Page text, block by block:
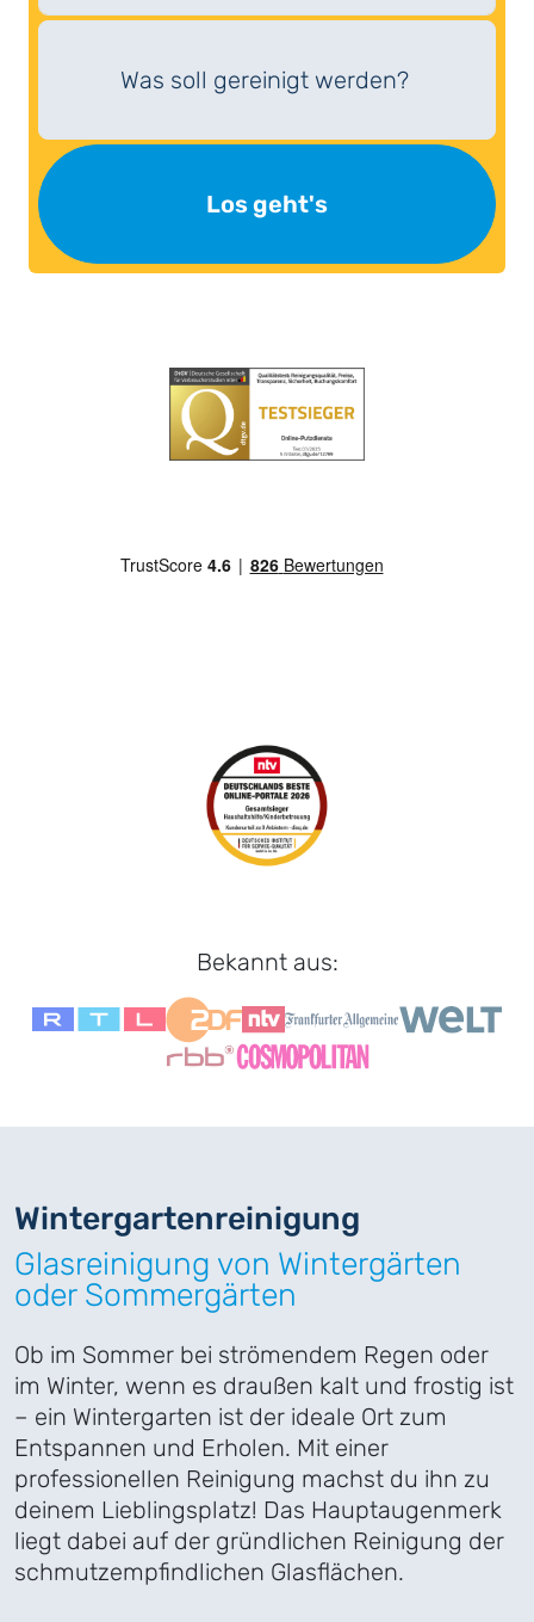
Was soll gereinigt werden?
Los geht's
Bekannt aus:
Wintergarten­reinigung
Glasreinigung von Wintergärten
oder Sommergärten
Ob im Sommer bei strömendem Regen oder
im Winter, wenn es draußen kalt und frostig ist
– ein Wintergarten ist der ideale Ort zum
Entspannen und Erholen. Mit einer
professionellen Reinigung machst du ihn zu
deinem Lieblingsplatz! Das Hauptaugenmerk
liegt dabei auf der gründlichen Reinigung der
schmutzempfindlichen Glasflächen.